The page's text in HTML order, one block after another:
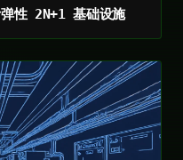
性 2N+1 基础设施